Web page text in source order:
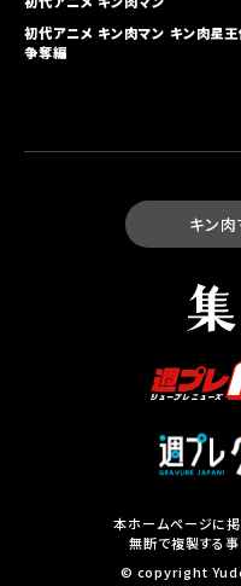
初代アニメ キン⾁マン キン⾁星
争奪編
キン
本ホームページに
無断で複製する事
© copyright